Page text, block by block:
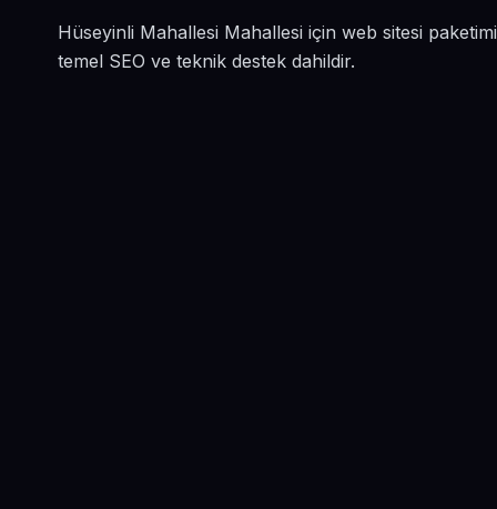
Hüseyinli Mahallesi Mahallesi için web sitesi
temel SEO ve teknik destek dahildir.